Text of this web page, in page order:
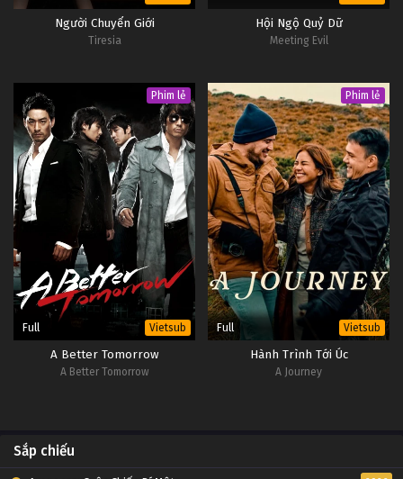
Người Chuyển Giới
Tiresia
Hội Ngộ Quỷ Dữ
Meeting Evil
Phim lẻ
Full Vietsub
A Better Tomorrow
A Better Tomorrow
Phim lẻ
Full Vietsub
Hành Trình Tới Úc
A Journey
Sắp chiếu